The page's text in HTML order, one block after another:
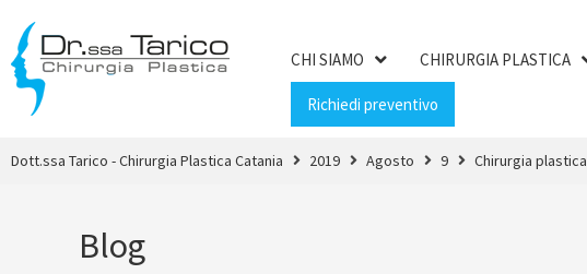
CHI SIAMO CHIRURGIA PLASTICA
Richiedi preventivo
Dott.ssa Tarico - Chirurgia Plastica Catania 2019 Agosto 9 Chirurgia plastica
Blog